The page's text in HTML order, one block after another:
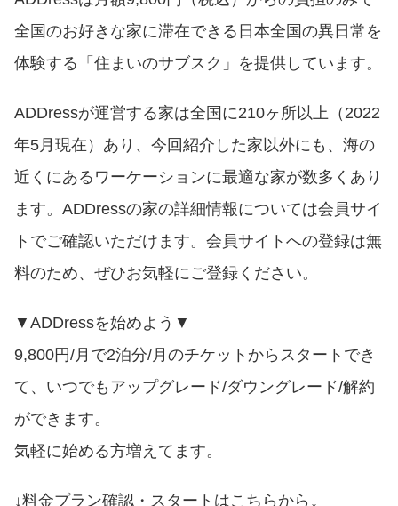
全国のお好きな家に滞在できる日本全国の異日常を
体験する「住まいのサブスク」を提供しています。
ADDressが運営する家は全国に210ヶ所以上（2022
年5月現在）あり、今回紹介した家以外にも、海の
近くにあるワーケーションに最適な家が数多くあり
ます。ADDressの家の詳細情報については会員サイ
トでご確認いただけます。会員サイトへの登録は無
料のため、ぜひお気軽にご登録ください。
▼ADDressを始めよう▼
9,800円/月で2泊分/月のチケットからスタートでき
て、いつでもアップグレード/ダウングレード/解約
ができます。
気軽に始める方増えてます。
↓料金プラン確認・スタートはこちらから↓